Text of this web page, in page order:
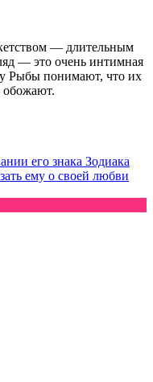
— длительным
— это очень интимная
Рыбы понимают, что их
обожают.
его знака Зодиака
ему о своей любви